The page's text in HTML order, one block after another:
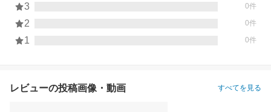
3 0件
2 0件
1 0件
レビューの投稿画像・動画 すべてを見る